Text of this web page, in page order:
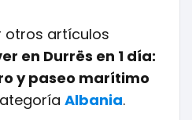
otros artículos
en Durrës en 1 día:
y paseo marítimo
Albania.